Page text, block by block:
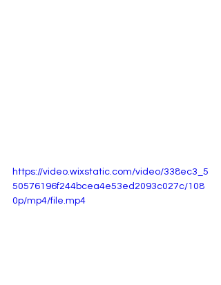
https://video.wixstatic.com/video/338ec3_5
50576196f244bcea4e53ed2093c027c/108
0p/mp4/file.mp4